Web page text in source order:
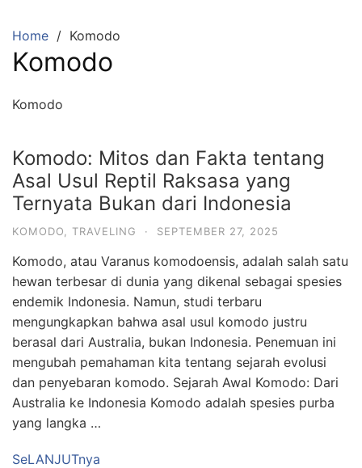
Home Komodo
Komodo
Komodo
Komodo: Mitos dan Fakta tentang
Asal Usul Reptil Raksasa yang
Ternyata Bukan dari Indonesia
KOMODO TRAVELING · SEPTEMBER 27, 2025
Komodo, atau Varanus komodoensis, adalah salah satu
hewan terbesar di dunia yang dikenal sebagai spesies
endemik Indonesia. Namun, studi terbaru
mengungkapkan bahwa asal usul komodo justru
berasal dari Australia, bukan Indonesia. Penemuan ini
mengubah pemahaman kita tentang sejarah evolusi
dan penyebaran komodo. Sejarah Awal Komodo: Dari
Australia ke Indonesia Komodo adalah spesies purba
yang langka …
SeLANJUTnya